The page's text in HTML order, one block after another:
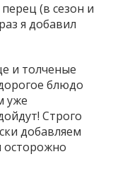
(в сезон и
я добавил
и толченые
блюдо
уже
Строго
добавляем
осторожно